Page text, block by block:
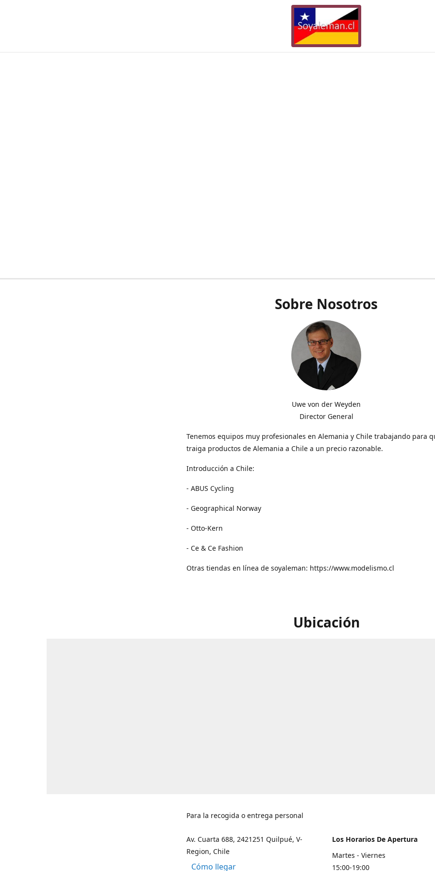
Sobre Nosotros
Uwe von der Weyden
Director General
Tenemos equipos muy profesionales en Alemania y Chile trabajando para
traiga productos de Alemania a Chile a un precio razonable.
Introducción a Chile:
- ABUS Cycling
- Geographical Norway
- Otto-Kern
- Ce & Ce Fashion
Otras tiendas en línea de soyaleman: https://www.modelismo.cl
Ubicación
Para la recogida o entrega personal
Av. Cuarta 688, 2421251 Quilpué, V-
Region, Chile
Cómo llegar
Los Horarios De Apertura
Martes - Viernes
15:00-19:00